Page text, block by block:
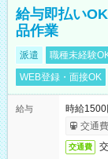
給与即払い
品作業
派遣 職種未経験
WEB登録・面接OK
給与
時給1500
交通
交通費